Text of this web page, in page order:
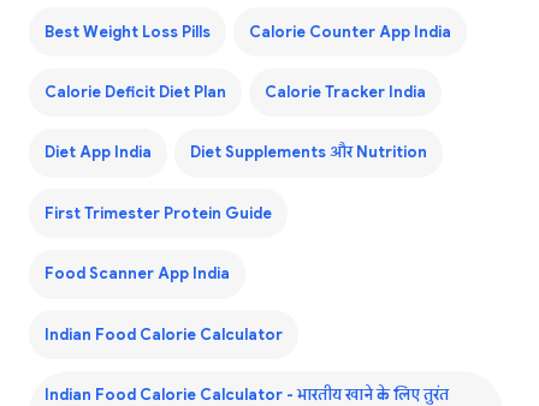
Best Weight Loss Pills Calorie Counter App India
Calorie Deficit Diet Plan Calorie Tracker India
Diet App India Diet Supplements और Nutrition
First Trimester Protein Guide
Food Scanner App India
Indian Food Calorie Calculator
Indian Food Calorie Calculator - भारतीय खाने के लिए तुरंत